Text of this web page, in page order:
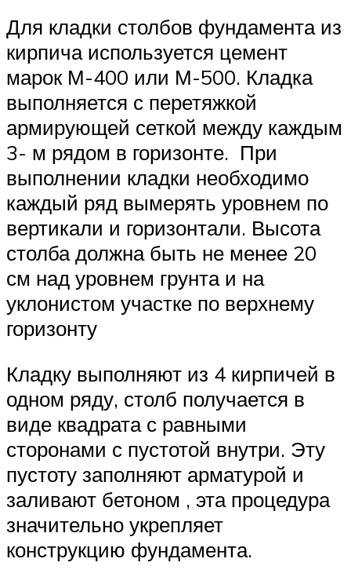
Для кладки столбов фундамента из
кирпича используется цемент
марок М-400 или М-500. Кладка
выполняется с перетяжкой
армирующей сеткой между каждым
3- м рядом в горизонте. При
выполнении кладки необходимо
каждый ряд вымерять уровнем по
вертикали и горизонтали. Высота
столба должна быть не менее 20
см над уровнем грунта и на
уклонистом участке по верхнему
горизонту
Кладку выполняют из 4 кирпичей в
одном ряду, столб получается в
виде квадрата с равными
сторонами с пустотой внутри. Эту
пустоту заполняют арматурой и
заливают бетоном , эта процедура
значительно укрепляет
конструкцию фундамента.